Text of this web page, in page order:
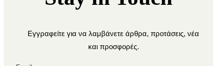
Εγγραφείτε για να λαμβάνετε άρθρα, προτάσεις, νέα
και προσφορές.